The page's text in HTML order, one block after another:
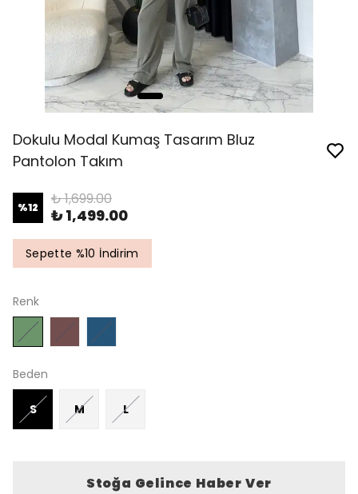
Dokulu Modal Kumaş Tasarım Bluz
Pantolon Takım
%12 ₺ 1,699.00
₺ 1,499.00
Sepette %10 İndirim
Renk
Beden
S M L
Stoğa Gelince Haber Ver